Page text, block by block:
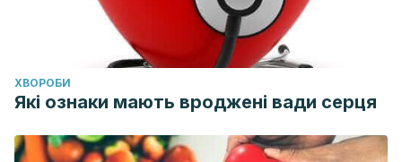
ХВОРОБИ
Які ознаки мають вроджені вади серця